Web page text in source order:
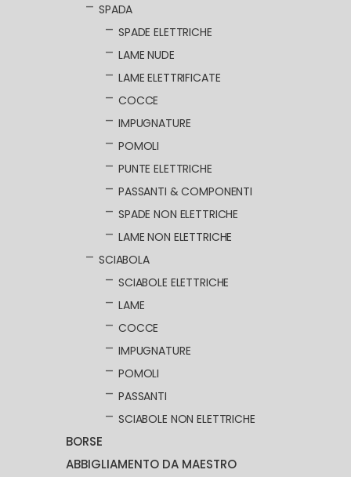
SPADA
SPADE ELETTRICHE
LAME NUDE
LAME ELETTRIFICATE
COCCE
IMPUGNATURE
POMOLI
PUNTE ELETTRICHE
PASSANTI & COMPONENTI
SPADE NON ELETTRICHE
LAME NON ELETTRICHE
SCIABOLA
SCIABOLE ELETTRICHE
LAME
COCCE
IMPUGNATURE
POMOLI
PASSANTI
SCIABOLE NON ELETTRICHE
BORSE
ABBIGLIAMENTO DA MAESTRO